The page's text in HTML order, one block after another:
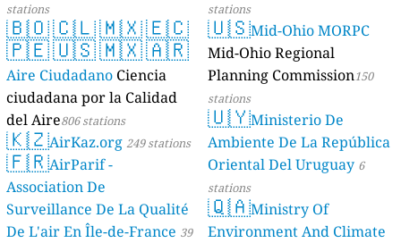
stations
🇧🇴🇨🇱🇲🇽🇪🇨
🇵🇪🇺🇸🇲🇽🇦🇷
Aire Ciudadano Ciencia
ciudadana por la Calidad
del Aire806 stations
🇰🇿AirKaz.org 249 stations
🇫🇷AirParif -
Association De
Surveillance De La Qualité
De L'air En Île-de-France 39
stations
🇺🇸Mid-Ohio MORPC
Mid-Ohio Regional
Planning Commission150
stations
🇺🇾Ministerio De
Ambiente De La República
Oriental Del Uruguay 6
stations
🇶🇦Ministry Of
Environment And Climate